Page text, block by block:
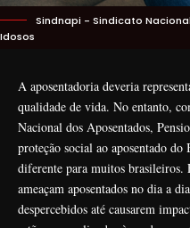
Sindnapi - Sindicato
Idosos
A aposentadoria deveria
qualidade de vida. No entanto,
Nacional dos Aposentados,
proteção social ao aposentado
diferente para muitos brasileiros.
ameaçam aposentados no dia a
despercebidos até causarem